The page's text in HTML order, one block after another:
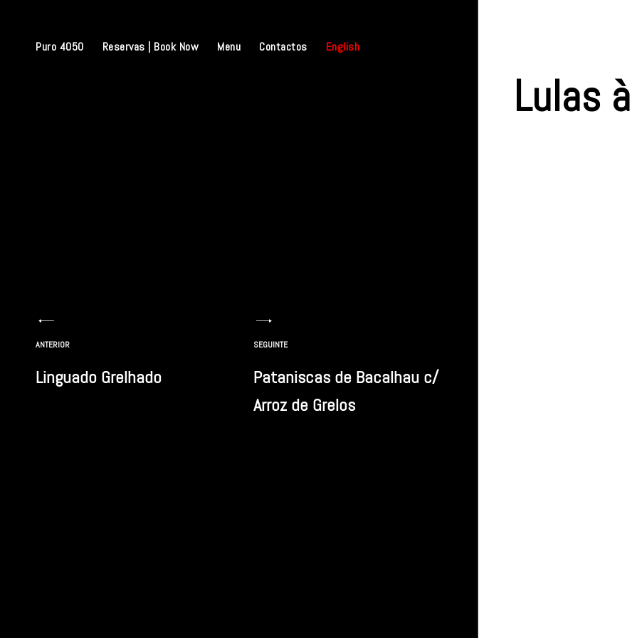
Puro 4050 Reservas | Book Now Menu Contactos English
Navegação
de
ANTERIOR
Linguado Grelhado
SEGUINTE
Pataniscas de Bacalhau c/
Arroz de Grelos
Lulas